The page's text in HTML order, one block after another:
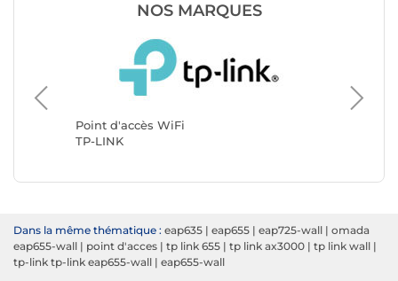
NOS MARQUES
Point d'accès WiFi
TP-LINK
Point
Ubiquiti
Dans la même thématique : eap635 | eap655 | eap725-wall | omada
eap655-wall | point d'acces | tp link 655 | tp link ax3000 | tp link wall |
tp-link tp-link eap655-wall | eap655-wall